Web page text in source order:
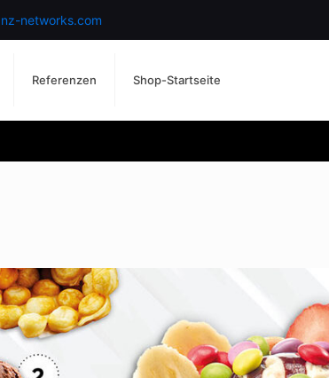
networks.com
Referenzen Shop-Startseite